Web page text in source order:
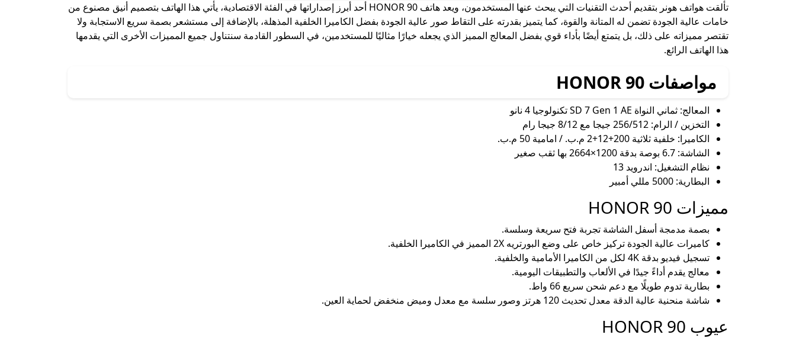
تألقت هواتف هونر بتقديم أحدث التقنيات التي يبحث عنها المستخدمون، ويعد هاتف HONOR 90 أحد أبرز إصداراتها في الفئة الاقتصادية، يأتي هذا الهاتف بتصميم أنيق مصنوع من
خامات عالية الجودة تضمن له المتانة والقوة، كما يتميز بقدرته على التقاط صور عالية الجودة بفضل الكاميرا الخلفية المذهلة، بالإضافة إلى مستشعر بصمة سريع الاستجابة ولا
تقتصر مميزاته على ذلك، بل يتمتع أيضًا بأداء قوي بفضل المعالج المميز الذي يجعله خيارًا مثاليًا للمستخدمين، في السطور القادمة سنتناول جميع المميزات الأخرى التي يقدمها
هذا الهاتف الرائع.
مواصفات HONOR 90
المعالج: ثماني النواة SD 7 Gen 1 AE تكنولوجيا 4 نانو
التخزين / الرام: 256/512 جيجا مع 8/12 جيجا رام
الكاميرا: خلفية ثلاثية 200+12+2 م.ب. / امامية 50 م.ب.
الشاشة: 6.7 بوصة بدقة 1200×2664 بها ثقب صغير
نظام التشغيل: اندرويد 13
البطارية: 5000 مللي أمبير
مميزات HONOR 90
بصمة مدمجة أسفل الشاشة تجربة فتح سريعة وسلسة.
كاميرات عالية الجودة تركيز خاص على وضع البورتريه 2X المميز في الكاميرا الخلفية.
تسجيل فيديو بدقة 4K لكل من الكاميرا الأمامية والخلفية.
معالج يقدم أداءً جيدًا في الألعاب والتطبيقات اليومية.
بطارية تدوم طويلًا مع دعم شحن سريع 66 واط.
شاشة منحنية عالية الدقة معدل تحديث 120 هرتز وصور سلسة مع معدل وميض منخفض لحماية العين.
عيوب HONOR 90